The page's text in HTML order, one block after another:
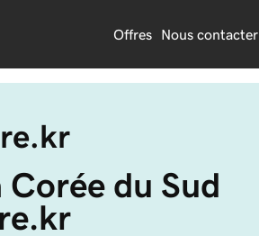
Offres Nous contacter
du Sud